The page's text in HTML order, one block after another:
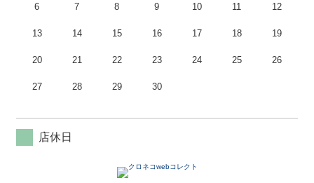
6 7 8 9 10 11 12
13 14 15 16 17 18 19
20 21 22 23 24 25 26
27 28 29 30
店休日